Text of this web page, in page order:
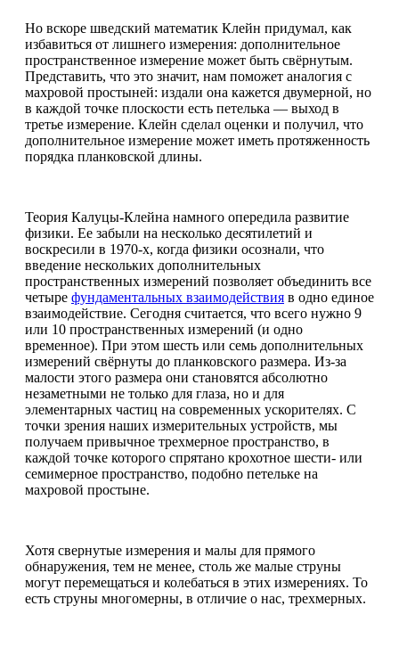
Но вскоре шведский математик Клейн придумал, как
избавиться от лишнего измерения: дополнительное
пространственное измерение может быть свёрнутым.
Представить, что это значит, нам поможет аналогия с
махровой простыней: издали она кажется двумерной, но
в каждой точке плоскости есть петелька — выход в
третье измерение. Клейн сделал оценки и получил, что
дополнительное измерение может иметь протяженность
порядка планковской длины.
Теория Калуцы-Клейна намного опередила развитие
физики. Ее забыли на несколько десятилетий и
воскресили в 1970-х, когда физики осознали, что
введение нескольких дополнительных
пространственных измерений позволяет объединить все
четыре фундаментальных взаимодействия в одно единое
взаимодействие. Сегодня считается, что всего нужно 9
или 10 пространственных измерений (и одно
временное). При этом шесть или семь дополнительных
измерений свёрнуты до планковского размера. Из-за
малости этого размера они становятся абсолютно
незаметными не только для глаза, но и для
элементарных частиц на современных ускорителях. С
точки зрения наших измерительных устройств, мы
получаем привычное трехмерное пространство, в
каждой точке которого спрятано крохотное шести- или
семимерное пространство, подобно петельке на
махровой простыне.
Хотя свернутые измерения и малы для прямого
обнаружения, тем не менее, столь же малые струны
могут перемещаться и колебаться в этих измерениях. То
есть струны многомерны, в отличие о нас, трехмерных.